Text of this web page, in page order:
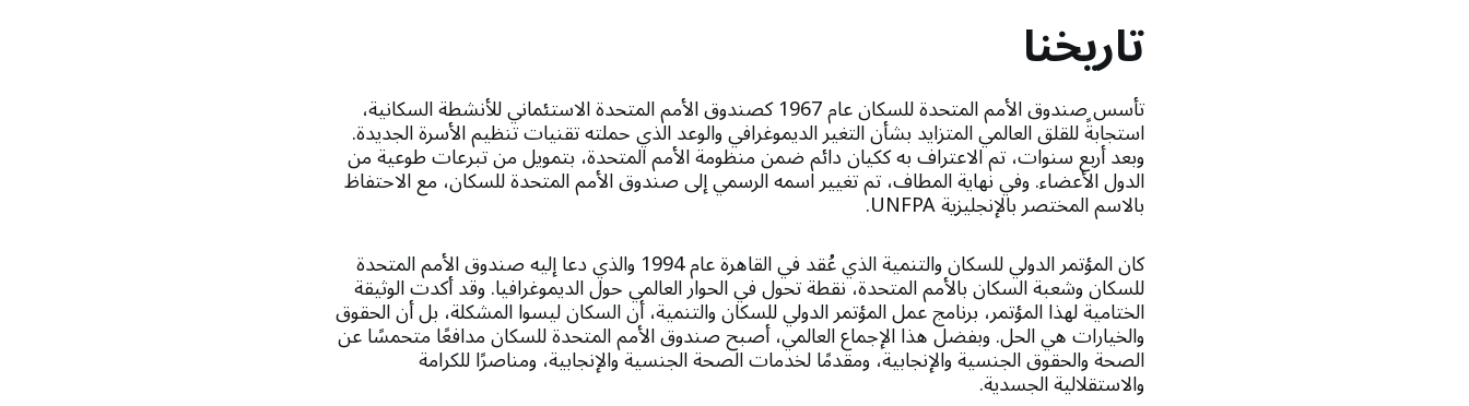
تاريخنا
تأسس صندوق الأمم المتحدة للسكان عام 1967 كصندوق الأمم المتحدة الاستئماني للأنشطة السكانية،
استجابةً للقلق العالمي المتزايد بشأن التغير الديموغرافي والوعد الذي حملته تقنيات تنظيم الأسرة الجديدة.
وبعد أربع سنوات، تم الاعتراف به ككيان دائم ضمن منظومة الأمم المتحدة، بتمويل من تبرعات طوعية من
الدول الأعضاء. وفي نهاية المطاف، تم تغيير اسمه الرسمي إلى صندوق الأمم المتحدة للسكان، مع الاحتفاظ
بالاسم المختصر بالإنجليزية UNFPA.
كان المؤتمر الدولي للسكان والتنمية الذي عُقد في القاهرة عام 1994 والذي دعا إليه صندوق الأمم المتحدة
للسكان وشعبة السكان بالأمم المتحدة، نقطة تحول في الحوار العالمي حول الديموغرافيا. وقد أكدت الوثيقة
الختامية لهذا المؤتمر، برنامج عمل المؤتمر الدولي للسكان والتنمية، أن السكان ليسوا المشكلة، بل أن الحقوق
والخيارات هي الحل. وبفضل هذا الإجماع العالمي، أصبح صندوق الأمم المتحدة للسكان مدافعًا متحمسًا عن
الصحة والحقوق الجنسية والإنجابية، ومقدمًا لخدمات الصحة الجنسية والإنجابية، ومناصرًا للكرامة
والاستقلالية الجسدية.